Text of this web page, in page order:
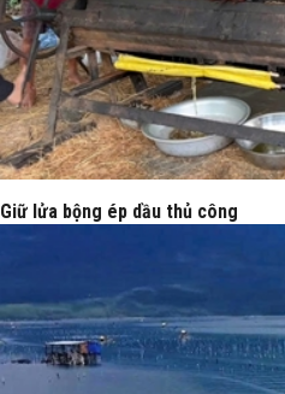
Giữ lửa bộng ép dầu thủ công